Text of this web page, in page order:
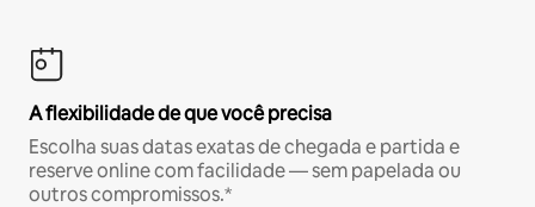
A flexibilidade de que você precisa
Escolha suas datas exatas de chegada e partida e
reserve online com facilidade — sem papelada ou
outros compromissos.*